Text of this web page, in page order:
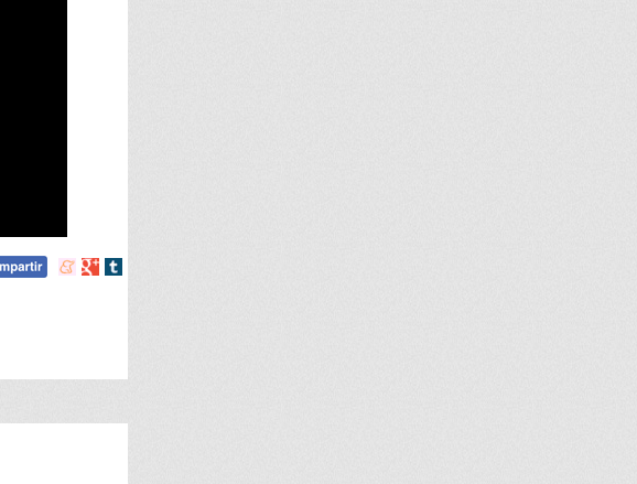
Compartir
Compartir
Compartir